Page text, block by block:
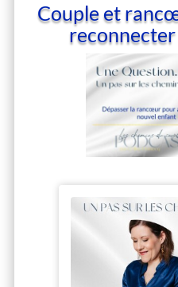
Couple et
reconnecter